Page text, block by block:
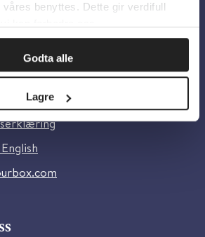
våres benyttes. Dette gir verdifull
Godta alle
Lagre
informasjonskapsler